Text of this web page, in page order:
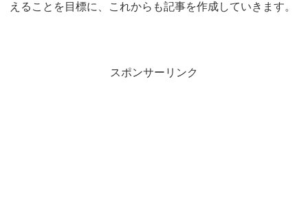
えることを目標に、これからも記事を作成していきます。
スポンサーリンク